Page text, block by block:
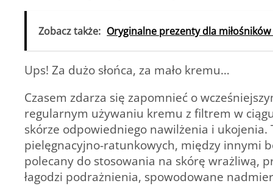
Zobacz także: Oryginalne prezenty dla
Ups! Za dużo słońca, za mało kremu…
Czasem zdarza się zapomnieć o
regularnym używaniu kremu z filtrem w
skórze odpowiedniego nawilżenia i
pielęgnacyjno-ratunkowych, między innymi
polecany do stosowania na skórę wrażliwą,
łagodzi podrażnienia, spowodowane